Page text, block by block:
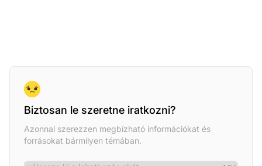
Biztosan le szeretne iratkozni?
Azonnal szerezzen megbízható információkat és
forrásokat bármilyen témában.